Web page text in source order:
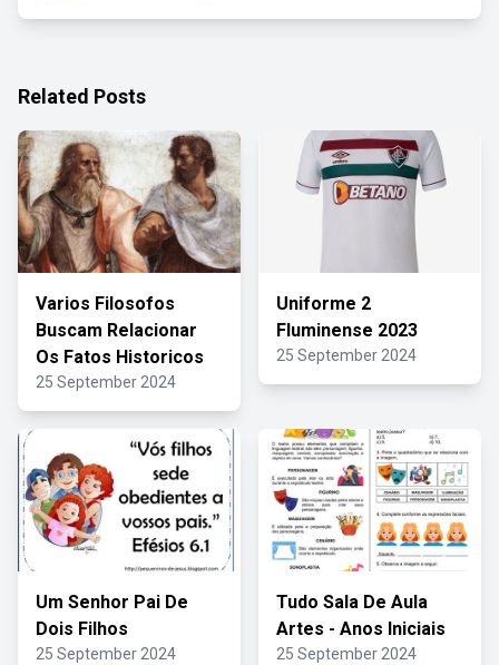
Related Posts
Varios Filosofos
Buscam Relacionar
Os Fatos Historicos
25 September 2024
Uniforme 2
Fluminense 2023
25 September 2024
Um Senhor Pai De
Dois Filhos
25 September 2024
Tudo Sala De Aula
Artes - Anos Iniciais
25 September 2024